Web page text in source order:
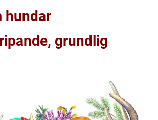
hundar
grundlig